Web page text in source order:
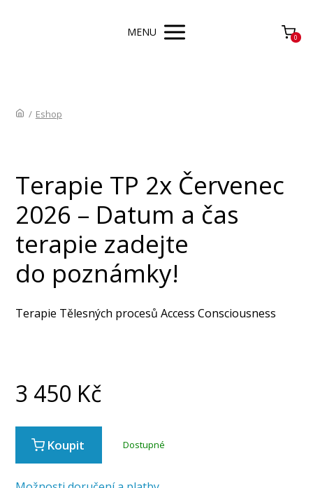
MENU 0
/ Eshop
Terapie TP 2x Červenec
2026 – Datum a čas
terapie zadejte
do poznámky!
Terapie Tělesných procesů Access Consciousness
3 450 Kč
Koupit Dostupné